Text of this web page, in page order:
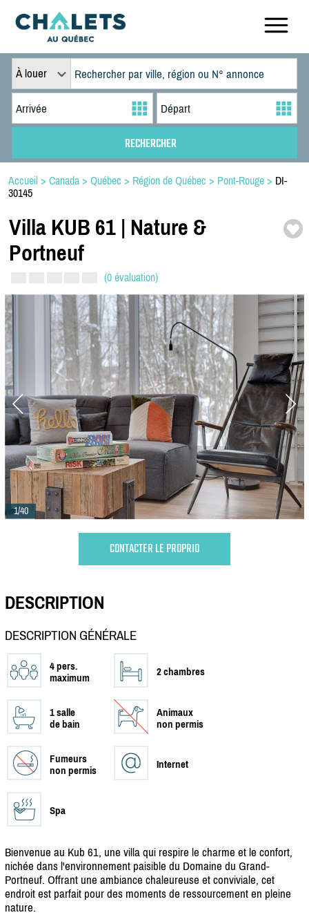
À louer
Accueil > Canada > Québec > Région de Québec > Pont-Rouge > DI-
30145
Villa KUB 61 | Nature &
Portneuf
(0 évaluation)
1/40
CONTACTER LE PROPRIO
DESCRIPTION
DESCRIPTION GÉNÉRALE
4 pers.
maximum
2 chambres
1 salle
de bain
Animaux
non permis
Fumeurs
non permis
Internet
Spa
Bienvenue au Kub 61, une villa qui respire le charme et le confort,
nichée dans l'environnement paisible du Domaine du Grand-
Portneuf. Offrant une ambiance chaleureuse et conviviale, cet
endroit est parfait pour des moments de ressourcement en pleine
nature.